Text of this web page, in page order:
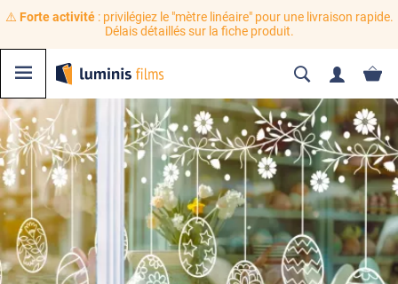
⚠️ Forte activité: privilégiez le "mètre linéaire" pour une livraison rapide.
Délais détaillés sur la fiche produit.